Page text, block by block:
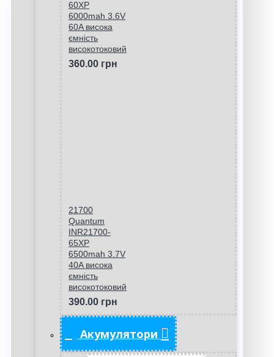
60XP
6000mah 3.6V
60A висока
ємність
високотоковий
360.00 грн
21700
Quantum
INR21700-
65XP
6500mah 3.7V
40A висока
ємність
високотоковий
390.00 грн
Акумулятори